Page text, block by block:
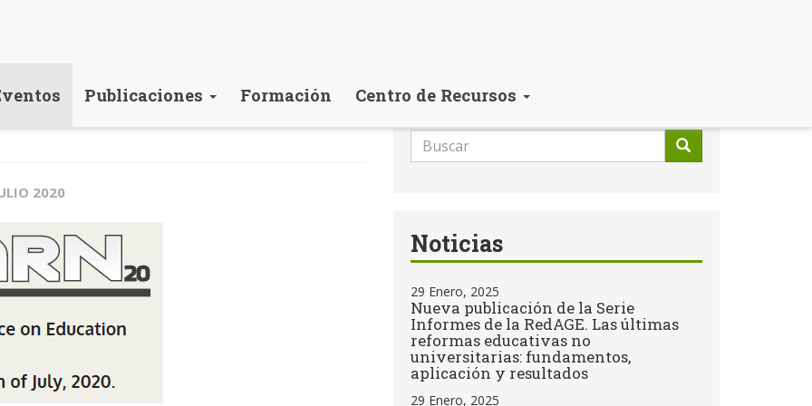
Publicaciones Formación Centro de Recursos
2020
Formulario
de
Noticias
29 Enero, 2025
Nueva publicación de la Serie
Informes de la RedAGE. Las últimas
reformas educativas no
universitarias: fundamentos,
aplicación y resultados
29 Enero, 2025